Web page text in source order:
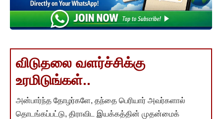
விடுதலை வளர்ச்சிக்கு
உரமிடுங்கள்..
அன்பார்ந்த தோழர்களே, தந்தை பெரியார் அவர்களால்
தொடங்கப்பட்டு, திராவிட இயக்கத்தின் முதன்மைக்